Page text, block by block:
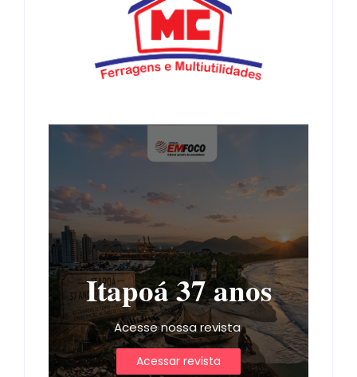
Itapoá 37 anos
Acesse nossa revista
Acessar revista